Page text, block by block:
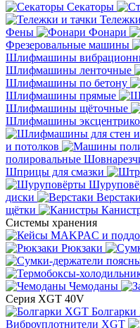
Секаторы
Фены
Фонари
Фрезеровальные машины
Шлифмашины
Шлифмашины ленточные
Шлифмашины по бетону
Шлифмашины прямые
Шлифмашины щёточные
Шлифмашины
и потолков
полировальные
Шприцы для смазки
диски
Верстаки
щётки
Системы хранения
Рюкзаки
Чемоданы
Серия XGT 40V
Виброуплотнители XGT